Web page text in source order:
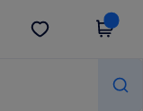
App holen